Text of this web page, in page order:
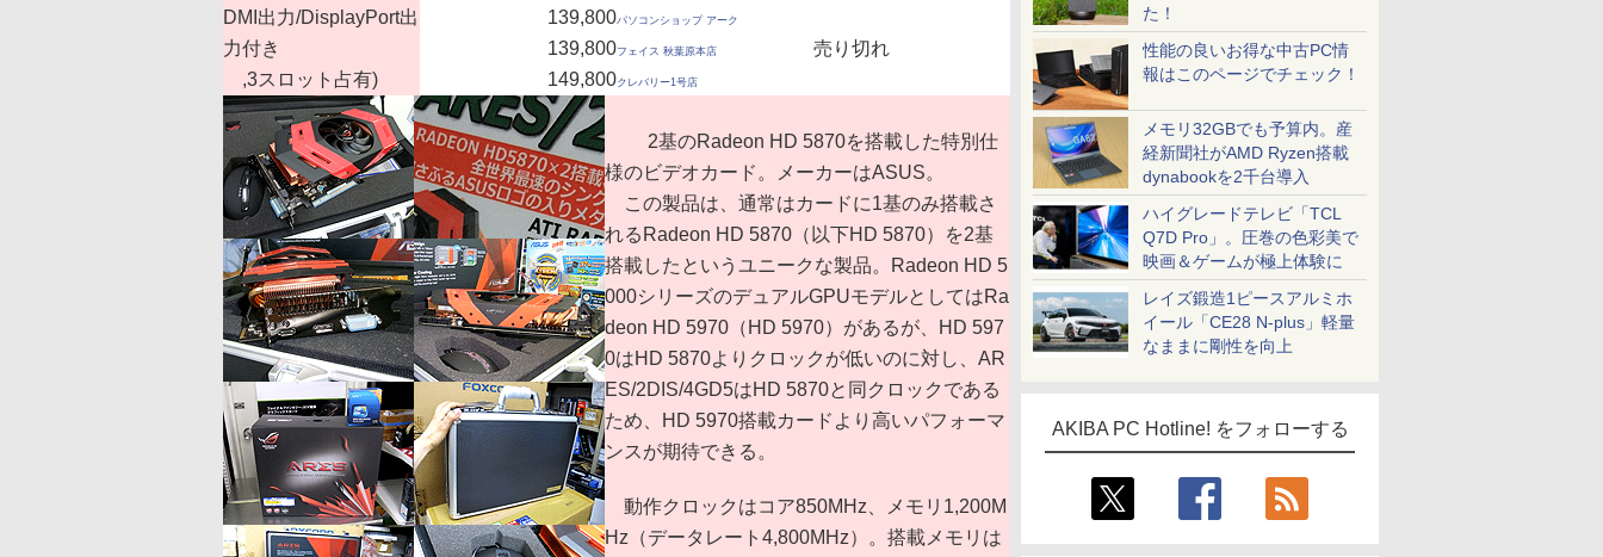
た！
性能の良いお得な中古PC情
報はこのページでチェック！
メモリ32GBでも予算内。産
経新聞社がAMD Ryzen搭載
dynabookを2千台導入
ハイグレードテレビ「TCL
Q7D Pro」。圧巻の色彩美で
映画＆ゲームが極上体験に
レイズ鍛造1ピースアルミホ
イール「CE28 N-plus」軽量
なままに剛性を向上
AKIBA PC Hotline! をフォローする
DMI出力/DisplayPort出
力付き
,3スロット占有)
139,800パソコンショップ アーク
139,800フェイス 秋葉原本店
売り切れ
149,800クレバリー1号店
2基のRadeon HD 5870を搭載した特別仕
様のビデオカード。メーカーはASUS。
この製品は、通常はカードに1基のみ搭載さ
れるRadeon HD 5870（以下HD 5870）を2基
搭載したというユニークな製品。Radeon HD 5
000シリーズのデュアルGPUモデルとしてはRa
deon HD 5970（HD 5970）があるが、HD 597
0はHD 5870よりクロックが低いのに対し、AR
ES/2DIS/4GD5はHD 5870と同クロックである
ため、HD 5970搭載カードより高いパフォーマ
ンスが期待できる。
動作クロックはコア850MHz、メモリ1,200M
Hz（データレート4,800MHz）。搭載メモリは